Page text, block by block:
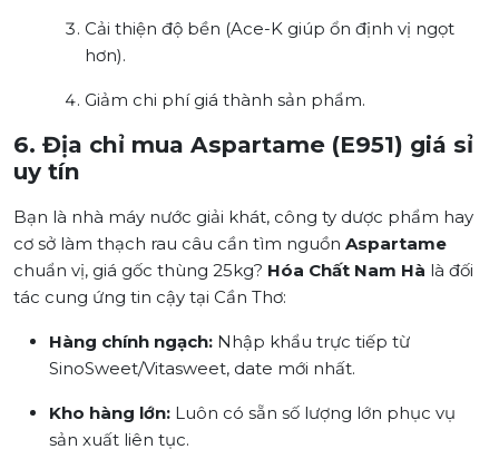
Cải thiện độ bền (Ace-K giúp ổn định vị ngọt
hơn).
Giảm chi phí giá thành sản phẩm.
6. Địa chỉ mua Aspartame (E951) giá sỉ
uy tín
Bạn là nhà máy nước giải khát, công ty dược phẩm hay
cơ sở làm thạch rau câu cần tìm nguồn Aspartame
chuẩn vị, giá gốc thùng 25kg? Hóa Chất Nam Hà là đối
tác cung ứng tin cậy tại Cần Thơ:
Hàng chính ngạch: Nhập khẩu trực tiếp từ
SinoSweet/Vitasweet, date mới nhất.
Kho hàng lớn: Luôn có sẵn số lượng lớn phục vụ
sản xuất liên tục.